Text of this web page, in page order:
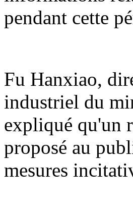
pendant cette
Fu Hanxiao,
industriel du
expliqué qu'un
proposé au
mesures